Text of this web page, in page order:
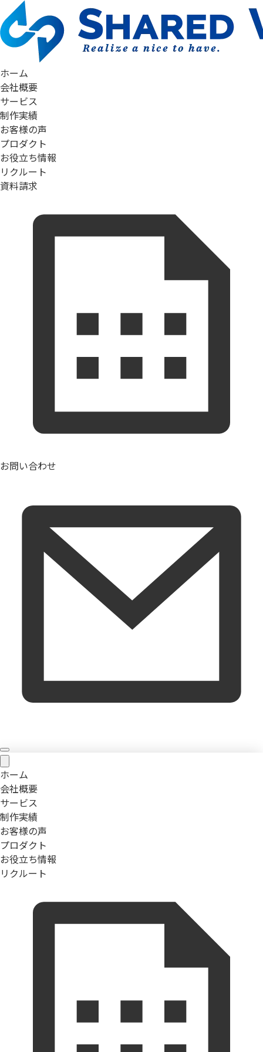
ホーム
会社概要
サービス
制作実績
お客様の声
プロダクト
お役立ち情報
リクルート
資料請求
お問い合わせ
ホーム
会社概要
サービス
制作実績
お客様の声
プロダクト
お役立ち情報
リクルート